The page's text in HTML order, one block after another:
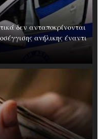
δεν ανταποκρίνονται
αvήλικης έναντι